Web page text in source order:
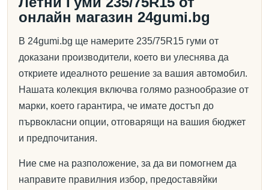
онлайн магазин 24gumi.bg
В 24gumi.bg ще намерите 235/75R15 гуми от
доказани производители, което ви улеснява да
откриете идеалното решение за вашия автомобил.
Нашата колекция включва голямо разнообразие от
марки, което гарантира, че имате достъп до
първокласни опции, отговарящи на вашия бюджет
и предпочитания.
Ние сме на разположение, за да ви помогнем да
направите правилния избор, предоставяйки